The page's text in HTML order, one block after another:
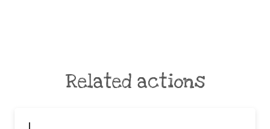
Related actions